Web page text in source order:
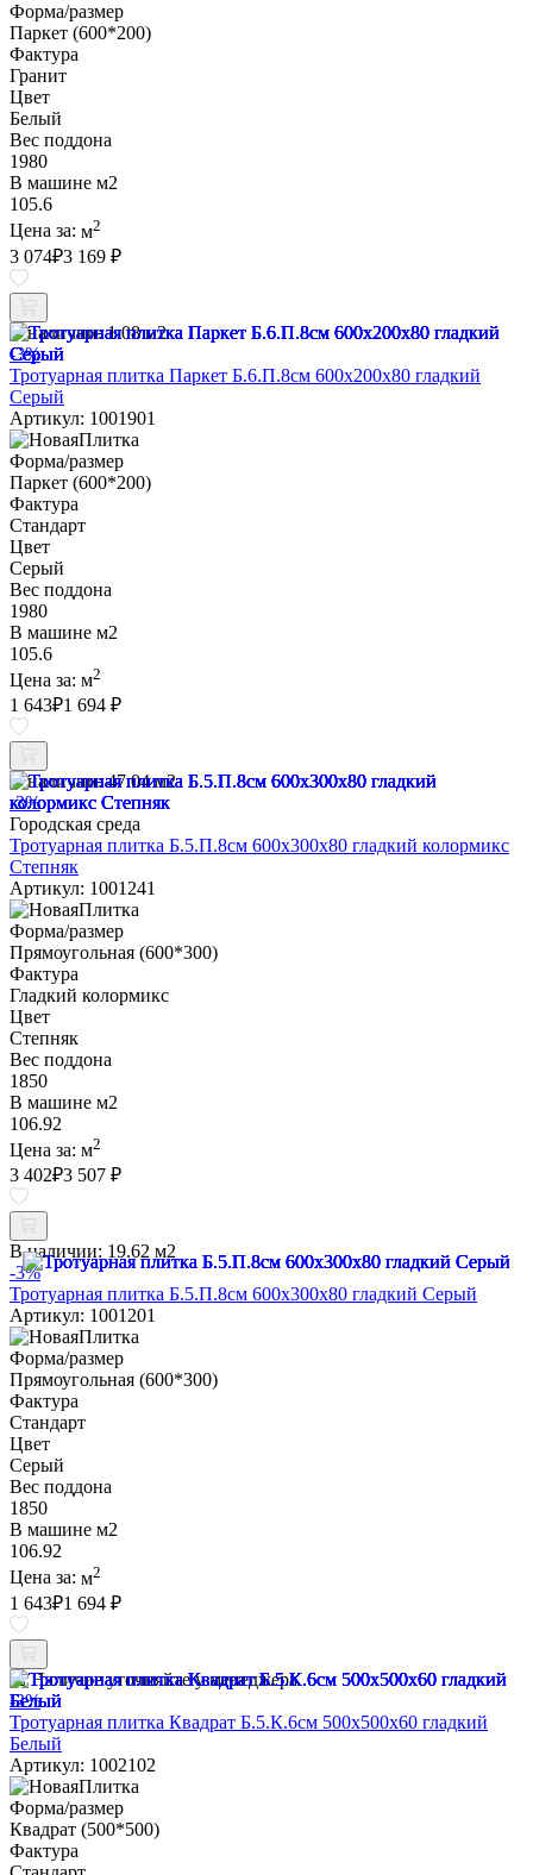
Форма/размер
Паркет (600*200)
Фактура
Гранит
Цвет
Белый
Вес поддона
1980
В машине м2
105.6
Цена за: м2
3 074₽3 169 ₽
В наличии: 1.08 м2
-3%
Тротуарная плитка Паркет Б.6.П.8см 600х200х80 гладкий
Серый
Артикул: 1001901
Форма/размер
Паркет (600*200)
Фактура
Стандарт
Цвет
Серый
Вес поддона
1980
В машине м2
105.6
Цена за: м2
1 643₽1 694 ₽
В наличии: 47.04 м2
-3%
Городская среда
Тротуарная плитка Б.5.П.8см 600х300х80 гладкий колормикс
Степняк
Артикул: 1001241
Форма/размер
Прямоугольная (600*300)
Фактура
Гладкий колормикс
Цвет
Степняк
Вес поддона
1850
В машине м2
106.92
Цена за: м2
3 402₽3 507 ₽
В наличии: 19.62 м2
-3%
Тротуарная плитка Б.5.П.8см 600х300х80 гладкий Серый
Артикул: 1001201
Форма/размер
Прямоугольная (600*300)
Фактура
Стандарт
Цвет
Серый
Вес поддона
1850
В машине м2
106.92
Цена за: м2
1 643₽1 694 ₽
Наличие уточняйте у менеджера
-3%
Тротуарная плитка Квадрат Б.5.К.6см 500х500х60 гладкий
Белый
Артикул: 1002102
Форма/размер
Квадрат (500*500)
Фактура